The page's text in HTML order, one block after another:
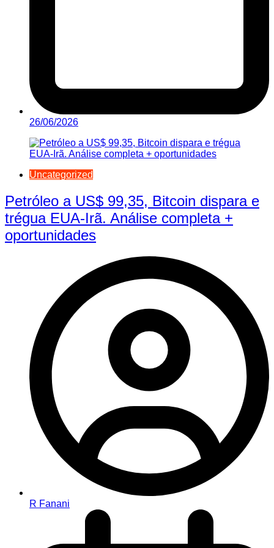
26/06/2026
Uncategorized
Petróleo a US$ 99,35, Bitcoin dispara e
trégua EUA-Irã. Análise completa +
oportunidades
R Fanani